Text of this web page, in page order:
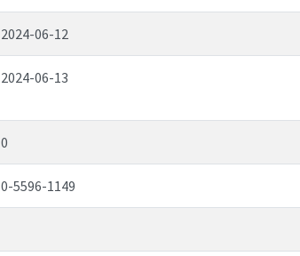
2024-06-12
2024-06-13
0
0-5596-1149